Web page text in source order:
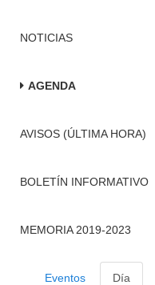
NOTICIAS
AGENDA
AVISOS (ÚLTIMA HORA)
BOLETÍN INFORMATIVO
MEMORIA 2019-2023
Eventos Día